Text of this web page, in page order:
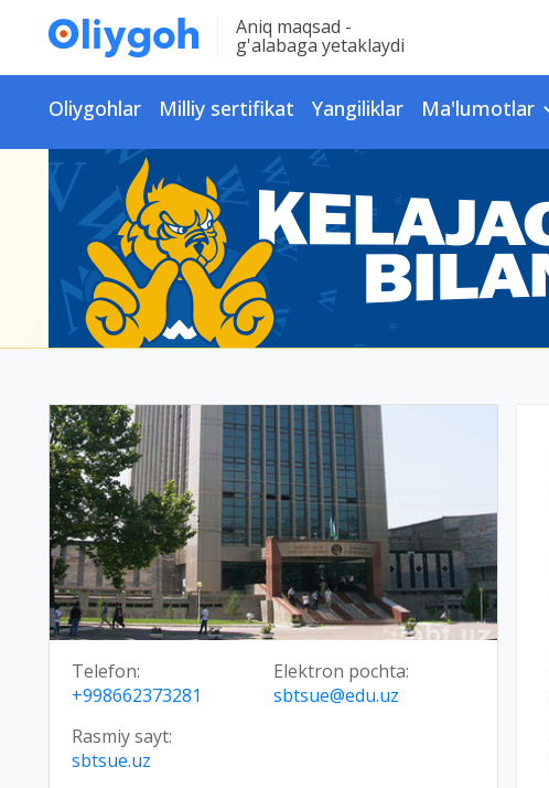
Aniq maqsad -
g'alabaga yetaklaydi
Oliygohlar Milliy sertifikat Yangiliklar Ma'lumotlar
Telefon:
+998662373281
Elektron pochta:
sbtsue@edu.uz
Rasmiy sayt:
sbtsue.uz